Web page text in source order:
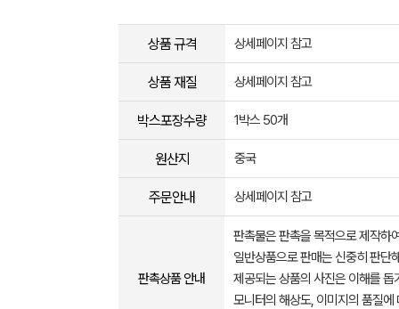
상품 규격 상세페이지 참고
상품 재질 상세페이지 참고
박스포장수량 1박스 50개
원산지 중국
주문안내 상세페이지 참고
판촉상품 안내
판촉물은 판촉을 목적으로 제작하
일반상품으로 판매는 신중히 판단
제공되는 상품의 사진은 이해를
모니터의 해상도, 이미지의 품질